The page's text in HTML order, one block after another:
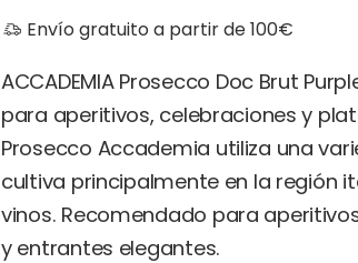
Envío gratuito a partir de 100€
ACCADEMIA Prosecco Doc Brut
para aperitivos, celebraciones y
Prosecco Accademia utiliza una
cultiva principalmente en la región
vinos. Recomendado para
y entrantes elegantes.